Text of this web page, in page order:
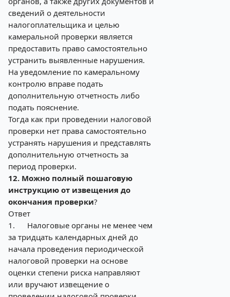
сведений о деятельности
налогоплательщика и целью
камеральной проверки является
предоставить право самостоятельно
устранить выявленные нарушения.
На уведомление по камеральному
контролю вправе подать
дополнительную отчетность либо
подать пояснение.
Тогда как при проведении налоговой
проверки нет права самостоятельно
устранять нарушения и представлять
дополнительную отчетность за
период проверки.
12. Можно полный пошаговую
инструкцию от извещения до
окончания проверки?
Ответ
1. Налоговые органы не менее чем
за тридцать календарных дней до
начала проведения периодической
налоговой проверки на основе
оценки степени риска направляют
или вручают извещение о